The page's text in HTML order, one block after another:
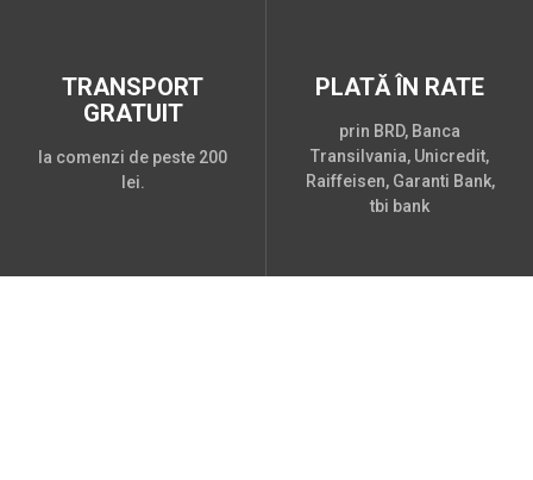
TRANSPORT
GRATUIT
la comenzi de peste 200
lei.
PLATĂ ÎN RATE
prin BRD, Banca
Transilvania, Unicredit,
Raiffeisen, Garanti Bank,
tbi bank